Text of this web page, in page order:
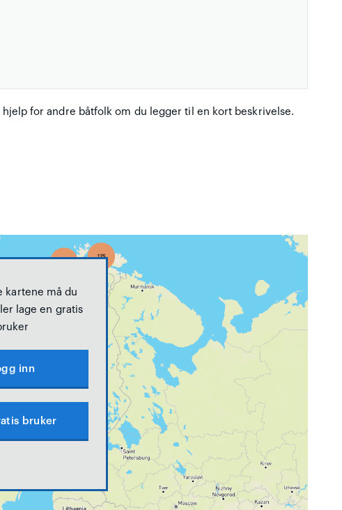
for andre båtfolk om du legger til en kort beskrivelse.
kartene må du
lage en gratis
inn
bruker